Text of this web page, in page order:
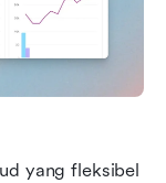
yang fleksibel